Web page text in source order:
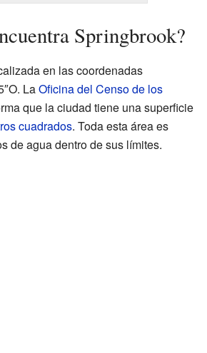
Springbrook?
en las coordenadas
LaOficina del Censo de los
que la ciudad tiene una superficie
cuadrados. Toda esta área es
de agua dentro de sus límites.